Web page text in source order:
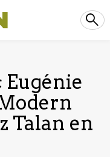
Eugénie
Talan en